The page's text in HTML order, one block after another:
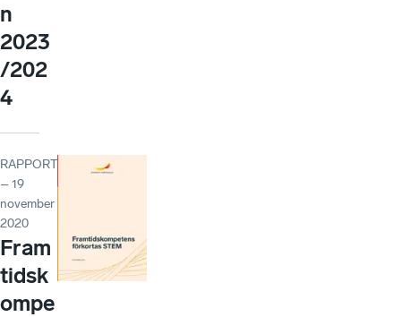
n
2023
/202
4
RAPPORT
– 19
november
2020
Fram
tidsk
ompe